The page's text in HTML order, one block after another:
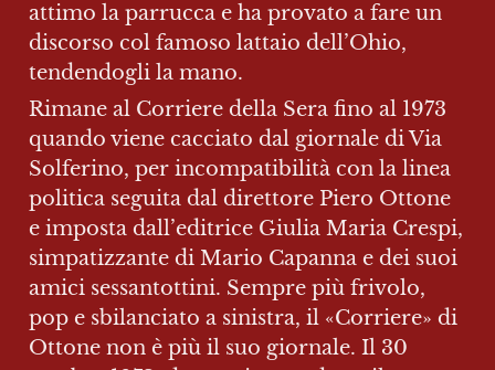
attimo la parrucca e ha provato a fare un
discorso col famoso lattaio dell’Ohio,
tendendogli la mano.
Rimane al Corriere della Sera fino al 1973
quando viene cacciato dal giornale di Via
Solferino, per incompatibilità con la linea
politica seguita dal direttore Piero Ottone
e imposta dall’editrice Giulia Maria Crespi,
simpatizzante di Mario Capanna e dei suoi
amici sessantottini. Sempre più frivolo,
pop e sbilanciato a sinistra, il «Corriere» di
Ottone non è più il suo giornale. Il 30